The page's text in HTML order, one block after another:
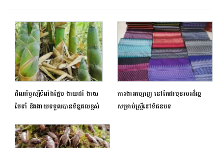
ដំណាំឫស្សីទំពាំងផ្អែម ងាយដាំ ងាយ
ថែទាំ និងងាយទទួលបានទិន្នផលខ្ពស់
ការងារតម្បាញ នៅតែជាមុខរបរដ៏ល្អ
សម្រាប់ស្ត្រីនៅទីជនបទ